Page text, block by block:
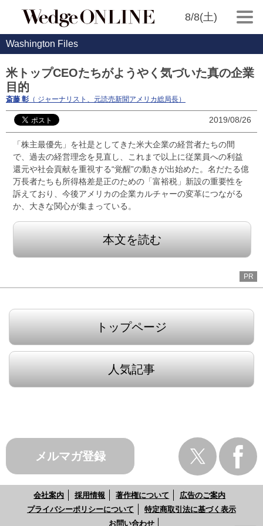
8/8(土)
Washington Files
米トップCEOたちがようやく気づいた真の企業
目的
斎藤 彰 （ ジャーナリスト、元読売新聞アメリカ総局長）
2019/08/26
「株主最優先」を社是としてきた米大企業の経営者たちの間
で、過去の経営理念を見直し、これまで以上に従業員への利益
還元や社会貢献を重視する“覚醒”の動きが出始めた。名だたる億
万長者たちも所得格差是正のための「富裕税」新設の重要性を
訴えており、今後アメリカの企業カルチャーの変革につながる
か、大きな関心が集まっている。
本文を読む
PR
トップページ
人気記事
メルマガ登録
会社案内 採用情報 著作権について
広告のご案内
プライバシーポリシーについて
特定商取引法に基づく表示
お問い合わせ